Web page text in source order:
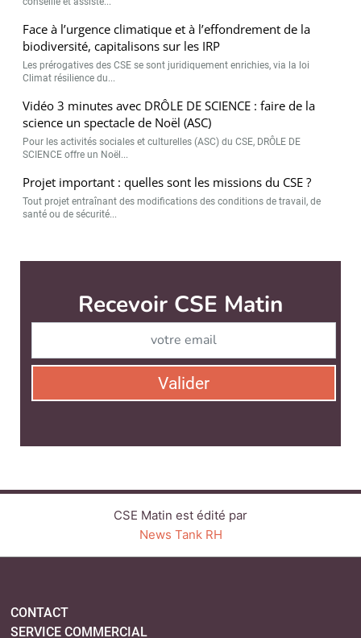
Face à l’urgence climatique et à l’effondrement de la
biodiversité, capitalisons sur les IRP
Les prérogatives des CSE se sont juridiquement enrichies, via la loi
Climat résilience du...
Vidéo 3 minutes avec DRÔLE DE SCIENCE : faire de la
science un spectacle de Noël (ASC)
Pour les activités sociales et culturelles (ASC) du CSE, DRÔLE DE
SCIENCE offre un Noël...
Projet important : quelles sont les missions du CSE ?
Tout projet entraînant des modifications des conditions de travail, de
santé ou de sécurité...
CSE Matin est édité par
QUI SOMMES-NOUS ?
LINKEDINTWITTERFACEBOOK
MENTIONS LÉGALES